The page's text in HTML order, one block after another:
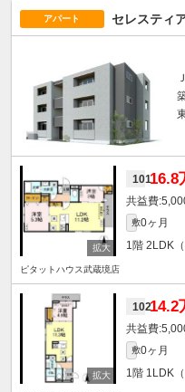
アパート セレスティ
10116.8
敷0ヶ月
1階 2LDK
ピタットハウス武蔵境店
10214.2
敷0ヶ月
1階 1LDK